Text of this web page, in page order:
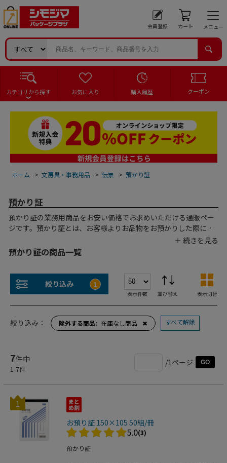
会員登録 カート メニュー
カテゴリから探す お気に入り 購入履歴 クーポン
ホーム > 文房具・事務用品 > 伝票 > 預かり証
預かり証
預かり証の業務用商品をお安い価格でお求めいただける通販ペー
ジです。預かり証とは、お客様よりお品物をお預かりした際に記
入していただく伝票です。お客様名、ご住所、金額のほか、お預
かりした商品の型番・特徴やできあがり予定日などの記入欄があ
ります。複写式のため店舗控えとお客様控えとして使用でき、ゲ
ど修理を請け負う店舗や、お取り寄せにお日にちがかかる商品を
取り扱う店舗の必須書類です。また、お客様の私物をお預かりす
預かり証の商品一覧
絞り込み 1
表示件数 並び替え 表示切替
絞り込み： 除外する商品 在庫なし商品 ✖ すべて解除
7件中
1-7件
/1ページ GO
1
お預り証 150×105 50組/冊
5.0(3)
預かり証